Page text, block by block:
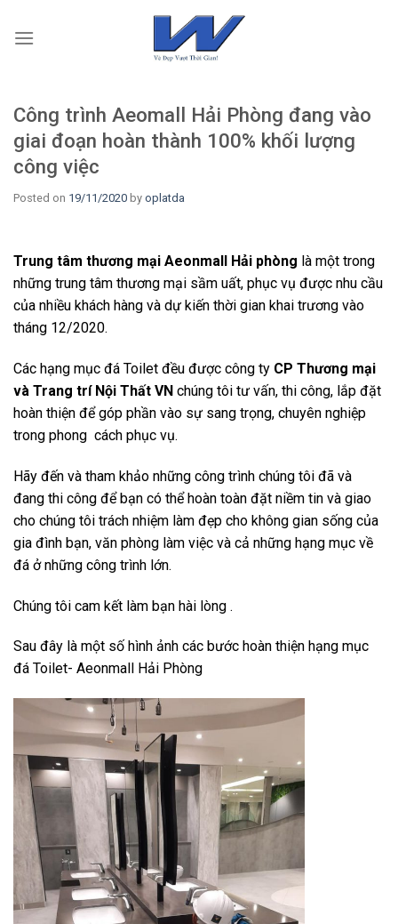
Công trình Aeomall Hải Phòng đang vào
giai đoạn hoàn thành 100% khối lượng
công việc
Posted on 19/11/2020 by oplatda
Trung tâm thương mại Aeonmall Hải phòng là một trong
những trung tâm thương mại sầm uất, phục vụ được nhu cầu
của nhiều khách hàng và dự kiến thời gian khai trương vào
tháng 12/2020.
Các hạng mục đá Toilet đều được công ty CP Thương mại
và Trang trí Nội Thất VN chúng tôi tư vấn, thi công, lắp đặt
hoàn thiện để góp phần vào sự sang trọng, chuyên nghiệp
trong phong cách phục vụ.
Hãy đến và tham khảo những công trình chúng tôi đã và
đang thi công để bạn có thể hoàn toàn đặt niềm tin và giao
cho chúng tôi trách nhiệm làm đẹp cho không gian sống của
gia đình bạn, văn phòng làm việc và cả những hạng mục về
đá ở những công trình lớn.
Chúng tôi cam kết làm bạn hài lòng .
Sau đây là một số hình ảnh các bước hoàn thiện hạng mục
đá Toilet- Aeonmall Hải Phòng